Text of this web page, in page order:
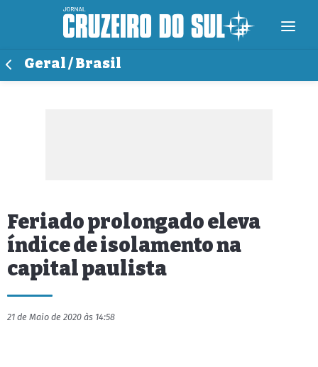
Geral / Brasil
Feriado prolongado eleva
índice de isolamento na
capital paulista
21 de Maio de 2020 às 14:58